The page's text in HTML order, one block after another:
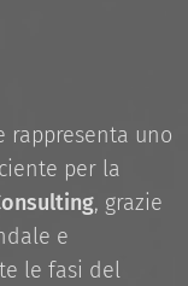
rappresenta uno
per la
, grazie
e
le fasi del